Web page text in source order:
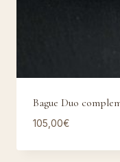
Bague Duo
105,00€